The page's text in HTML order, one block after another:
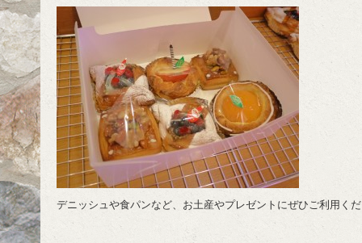
デニッシュや食パンなど、お土産やプレゼントにぜひご利用く